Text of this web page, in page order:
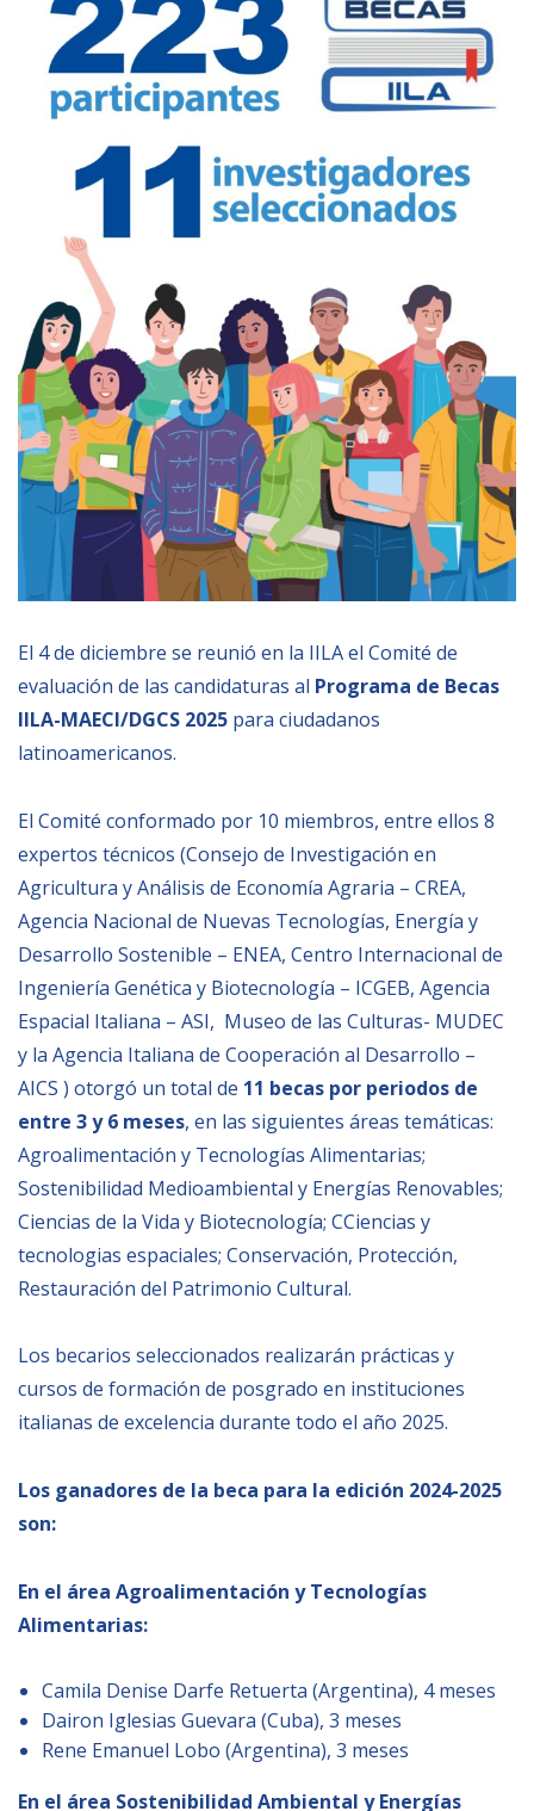
Empoderamiento socio-económico
Justicia y Seguridad
EUROsociAL
EL PAcCTO
EUROFRONT
COPOLAD III
AL-INVEST Verde
MEDIOS
Fotos
Vídeos
Audios
BIBLIOTECA
Biblioteca
Publicaciones
Convocatorias
Becas
Alta Formación
Para las empresas
Registro de proveedores
Contratos/Acuerdos/Grant
NEWSLETTER
El 4 de diciembre se reunió en la IILA el Comité de
evaluación de las candidaturas al Programa de Becas
IILA-MAECI/DGCS 2025 para ciudadanos
latinoamericanos.
El Comité conformado por 10 miembros, entre ellos 8
expertos técnicos (Consejo de Investigación en
Agricultura y Análisis de Economía Agraria – CREA,
Agencia Nacional de Nuevas Tecnologías, Energía y
Desarrollo Sostenible – ENEA, Centro Internacional de
Ingeniería Genética y Biotecnología – ICGEB, Agencia
Espacial Italiana – ASI, Museo de las Culturas- MUDEC
y la Agencia Italiana de Cooperación al Desarrollo –
AICS ) otorgó un total de 11 becas por periodos de
entre 3 y 6 meses, en las siguientes áreas temáticas:
Agroalimentación y Tecnologías Alimentarias;
Sostenibilidad Medioambiental y Energías Renovables;
Ciencias de la Vida y Biotecnología; CCiencias y
tecnologias espaciales; Conservación, Protección,
Restauración del Patrimonio Cultural.
Los becarios seleccionados realizarán prácticas y
cursos de formación de posgrado en instituciones
italianas de excelencia durante todo el año 2025.
Los ganadores de la beca para la edición 2024-2025
son:
En el área Agroalimentación y Tecnologías
Alimentarias:
Camila Denise Darfe Retuerta (Argentina), 4 meses
Dairon Iglesias Guevara (Cuba), 3 meses
Rene Emanuel Lobo (Argentina), 3 meses
En el área Sostenibilidad Ambiental y Energías